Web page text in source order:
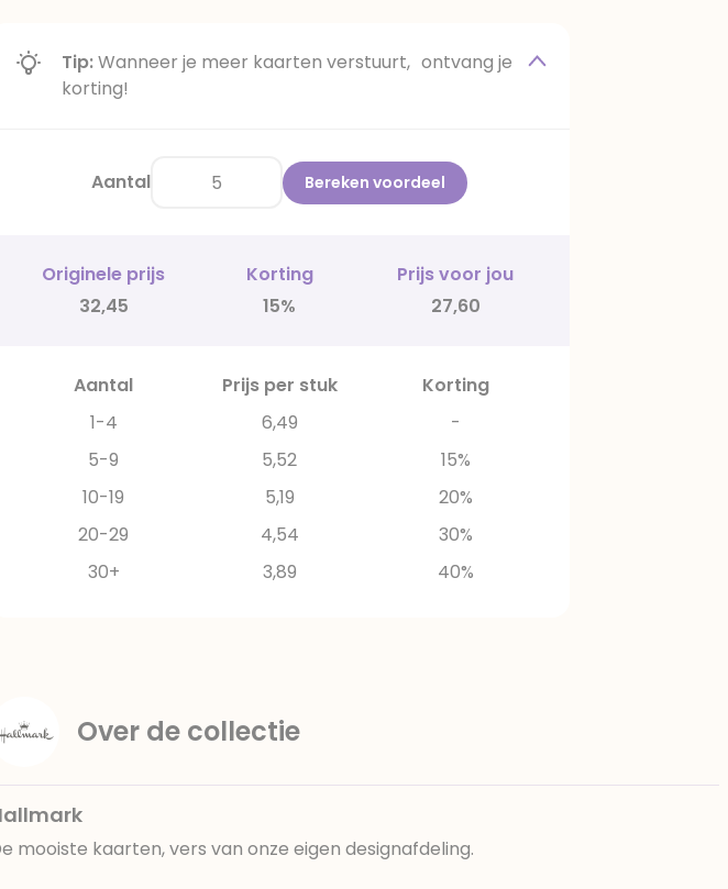
Tip:Wanneer je meer kaarten verstuurt, ontvang je
korting!
Aantal Bereken voordeel
Originele prijs Korting
Prijs voor jou
32,45
15% 27,60
Aantal Prijs per stuk
Korting
1-4
6,49
-
5-9
5,52
15%
10-19
5,19
20%
20-29
4,54
30%
30+
3,89 40%
Over de collectie
mooiste kaarten, vers van onze eigen designafdeling.